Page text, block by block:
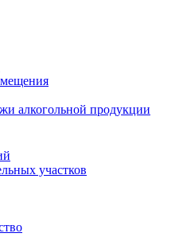
алкогольной продукции
участков